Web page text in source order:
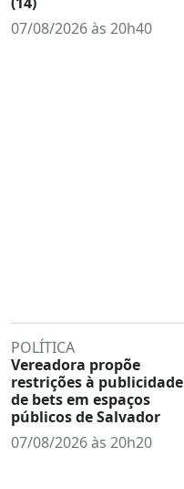
07/08/2026 às 20h40
POLÍTICA
Vereadora propõe
restrições à publicidade
de bets em espaços
públicos de Salvador
07/08/2026 às 20h20